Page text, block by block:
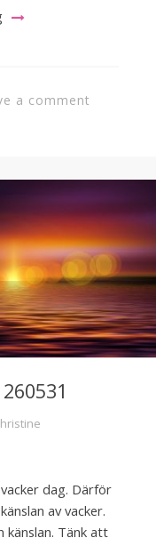
a comment
dag. Därför
av vacker.
känslan. Tänk att